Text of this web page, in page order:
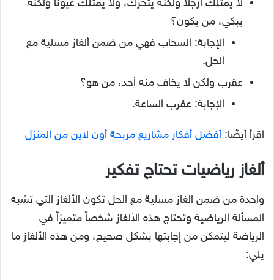
لا يمتلك أرجلاً ولكنه يتحرك، ولا يمتلك عيوناً ولكنه
يبكي، من يكون؟
الإجابة: السحاب فهي من ضمن ألغاز مسلية مع
الحل.
عقرب ولكن لا يخاف منه أحد، من هو؟
الإجابة: عقرب الساعة.
اقرأ أيضًا: أفضل أفكار مشاريع مربحة أون لاين من المنزل
ألغاز رياضيات تحتاج تفكير
واحدة من ضمن الغاز مسلية مع الحل تكون الألغاز التي تشبه
المسألة الرياضية وتحتاج هذه الألغاز شخصاً متميزاً في
الرياضة ليتمكن من إجابتها بشكل صحيح، ومن هذه الألغاز ما
يلي: